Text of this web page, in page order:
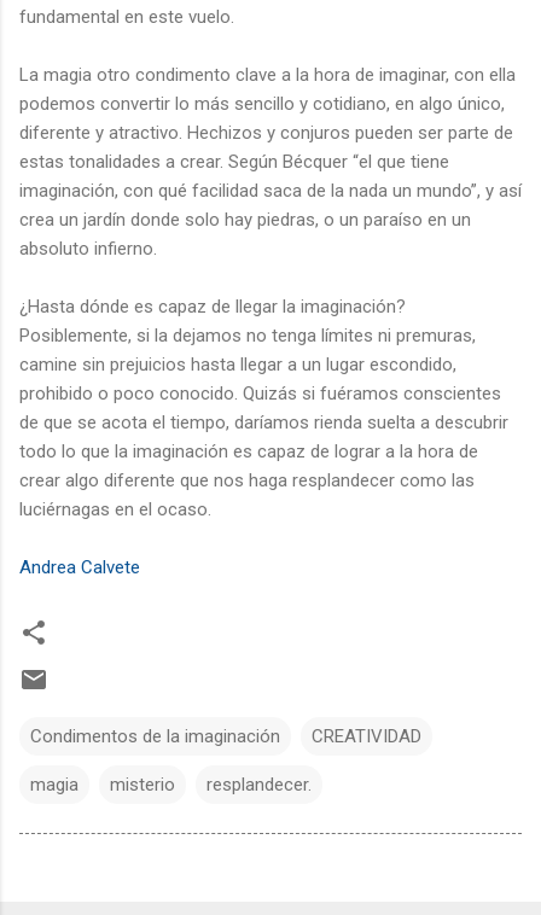
fundamental en este vuelo.
La magia otro condimento clave a la hora de imaginar, con ella
podemos convertir lo más sencillo y cotidiano, en algo único,
diferente y atractivo. Hechizos y conjuros pueden ser parte de
estas tonalidades a crear. Según Bécquer “el que tiene
imaginación, con qué facilidad saca de la nada un mundo”, y así
crea un jardín donde solo hay piedras, o un paraíso en un
absoluto infierno.
¿Hasta dónde es capaz de llegar la imaginación?
Posiblemente, si la dejamos no tenga límites ni premuras,
camine sin prejuicios hasta llegar a un lugar escondido,
prohibido o poco conocido. Quizás si fuéramos conscientes
de que se acota el tiempo, daríamos rienda suelta a descubrir
todo lo que la imaginación es capaz de lograr a la hora de
crear algo diferente que nos haga resplandecer como las
luciérnagas en el ocaso.
Andrea Calvete
Condimentos de la imaginación CREATIVIDAD
magia misterio resplandecer.